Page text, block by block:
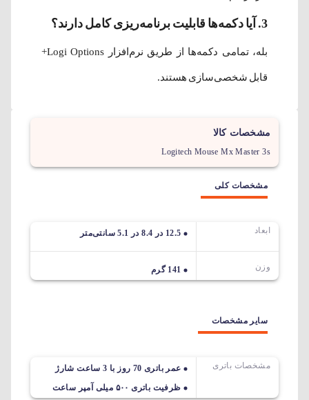
3. آیا دکمه‌ها قابلیت برنامه‌ریزی کامل دارند؟
بله، تمامی دکمه‌ها از طریق نرم‌افزار Logi Options+
قابل شخصی‌سازی هستند.
مشخصات کالا
Logitech Mouse Mx Master 3s
مشخصات کلی
ابعاد 12.5 در 8.4 در 5.1 سانتی‌متر
وزن 141 گرم
سایر مشخصات
مشخصات باتری
عمر باتری 70 روز با 3 ساعت شارژ
ظرفیت باتری ۵۰۰ میلی آمپر ساعت